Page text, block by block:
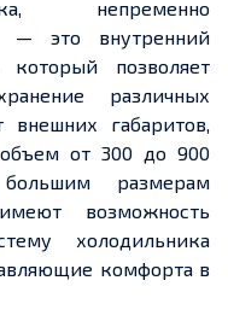
непременно
— это внутренний
позволяет
различных
габаритов,
от 300 до 900
размерам
возможность
холодильника
комфорта в